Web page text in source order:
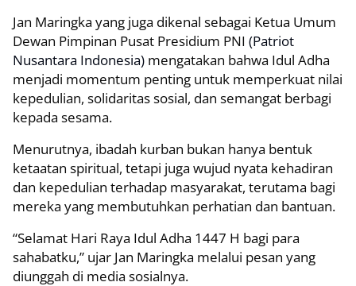
Jan Maringka yang juga dikenal sebagai Ketua Umum
Dewan Pimpinan Pusat Presidium PNI (Patriot
Nusantara Indonesia) mengatakan bahwa Idul Adha
menjadi momentum penting untuk memperkuat nilai
kepedulian, solidaritas sosial, dan semangat berbagi
kepada sesama.
Menurutnya, ibadah kurban bukan hanya bentuk
ketaatan spiritual, tetapi juga wujud nyata kehadiran
dan kepedulian terhadap masyarakat, terutama bagi
mereka yang membutuhkan perhatian dan bantuan.
“Selamat Hari Raya Idul Adha 1447 H bagi para
sahabatku,” ujar Jan Maringka melalui pesan yang
diunggah di media sosialnya.